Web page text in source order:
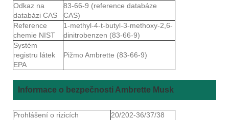
Odkaz na
databázi CAS
83-66-9 (reference databáze
CAS)
Reference
chemie NIST
1-methyl-4-t-butyl-3-methoxy-2,6-
dinitrobenzen (83-66-9)
Systém
registru látek
EPA
Pižmo Ambrette (83-66-9)
Informace o bezpečnosti Ambrette Musk
Prohlášení o rizicích 20/202-36/37/38